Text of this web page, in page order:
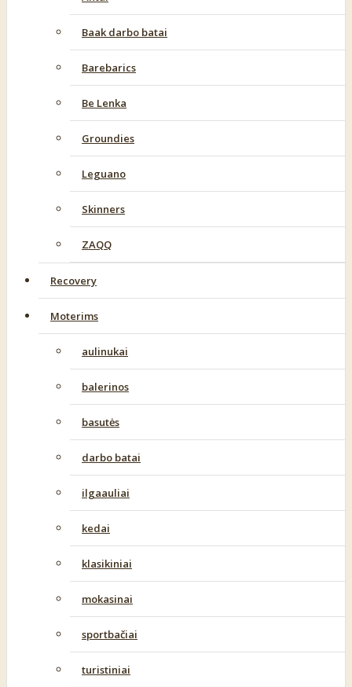
Baak darbo batai
Barebarics
Be Lenka
Groundies
Leguano
Skinners
ZAQQ
Recovery
Moterims
aulinukai
balerinos
basutės
darbo batai
ilgaauliai
kedai
klasikiniai
mokasinai
sportbačiai
turistiniai